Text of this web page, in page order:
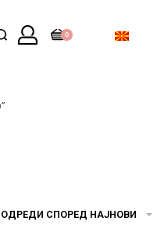
0
СПОРЕД НАЈНОВИ